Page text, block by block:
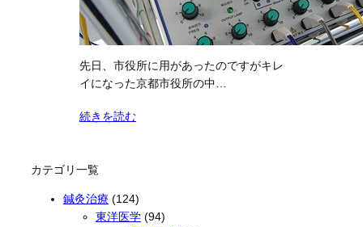
先日、市役所に用があったのですがキレ
イになった京都市役所の中…
続きを読む
カテゴリ一覧
鍼灸治療 (124)
東洋医学 (94)